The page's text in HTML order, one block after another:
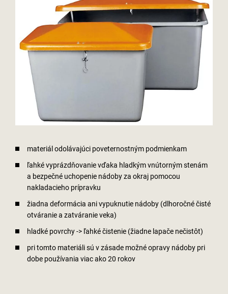
materiál odolávajúci poveternostným podmienkam
ľahké vyprázdňovanie vďaka hladkým vnútorným stenám
a bezpečné uchopenie nádoby za okraj pomocou
nakladacieho prípravku
žiadna deformácia ani vypuknutie nádoby (dlhoročné čisté
otváranie a zatváranie veka)
hladké povrchy -> ľahké čistenie (žiadne lapače nečistôt)
pri tomto materiáli sú v zásade možné opravy nádoby pri
dobe používania viac ako 20 rokov